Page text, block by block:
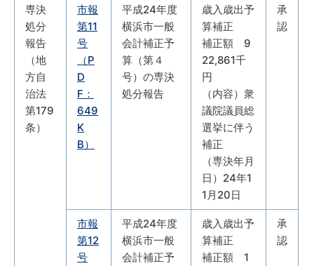
専決
処分
報告
（地
方自
治法
第179
条）
市報
第11
号
（P
D
F：
649
K
B）
平成24年度
横浜市一般
会計補正予
算（第４
号）の専決
処分報告
歳入歳出予
算補正
補正額 9
22,861千
円
（内容）衆
議院議員総
選挙に伴う
補正
（専決年月
日）24年1
1月20日
承
認
市報
第12
号
平成24年度
横浜市一般
会計補正予
歳入歳出予
算補正
補正額 1
承
認